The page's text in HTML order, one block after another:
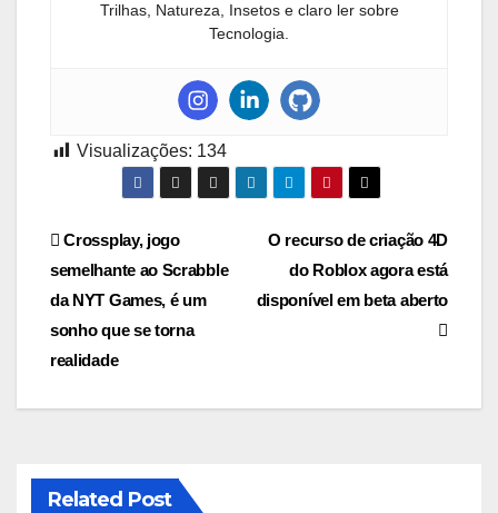
Trilhas, Natureza, Insetos e claro ler sobre
Tecnologia.
Visualizações: 134
Navegação
de
Post
O recurso de criação 4D
do Roblox agora está
disponível em beta aberto
Crossplay, jogo
semelhante ao Scrabble
da NYT Games, é um
sonho que se torna
realidade
Related Post